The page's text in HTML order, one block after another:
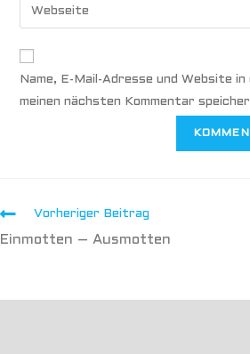
Name, E-Mail-Adresse und Website
meinen nächsten Kommentar
Vorheriger Beitrag
Einmotten – Ausmotten